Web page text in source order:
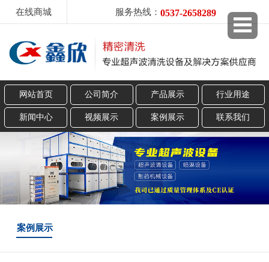
在线商城 服务热线： 0537-2658289
网站首页 公司简介 产品展示 行业用途
新闻中心 视频展示 案例展示 联系我们
案例展示